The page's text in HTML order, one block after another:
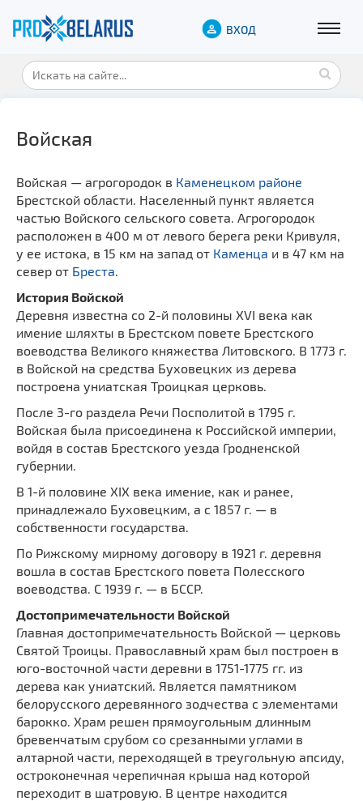
ВХОД
Войская
Войская — агрогородок в Каменецком районе
Брестской области. Населенный пункт является
частью Войского сельского совета. Агрогородок
расположен в 400 м от левого берега реки Кривуля,
у ее истока, в 15 км на запад от Каменца и в 47 км на
север от Бреста
История Войской
Деревня известна со 2-й половины XVI века как
имение шляхты в Брестском повете Брестского
воеводства Великого княжества Литовского. В 1773 г.
в Войской на средства Буховецких из дерева
построена униатская Троицкая церковь.
После 3-го раздела Речи Посполитой в 1795 г.
Войская была присоединена к Российской империи,
войдя в состав Брестского уезда Гродненской
губернии.
В 1-й половине XIX века имение, как и ранее,
принадлежало Буховецким, а с 1857 г. — в
собственности государства.
По Рижскому мирному договору в 1921 г. деревня
вошла в состав Брестского повета Полесского
воеводства. С 1939 г. — в БССР.
Достопримечательности Войской
Главная достопримечательность Войской — церковь
Святой Троицы. Православный храм был построен в
юго-восточной части деревни в 1751-1775 гг. из
дерева как униатский. Является памятником
белорусского деревянного зодчества с элементами
барокко. Храм решен прямоугольным длинным
бревенчатым срубом со срезанными углами в
алтарной части, переходящей в треугольную апсиду,
остроконечная черепичная крыша над которой
переходит в шатровую. В центре находится